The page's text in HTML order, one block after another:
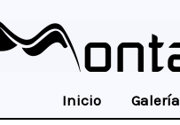
Inicio Galería